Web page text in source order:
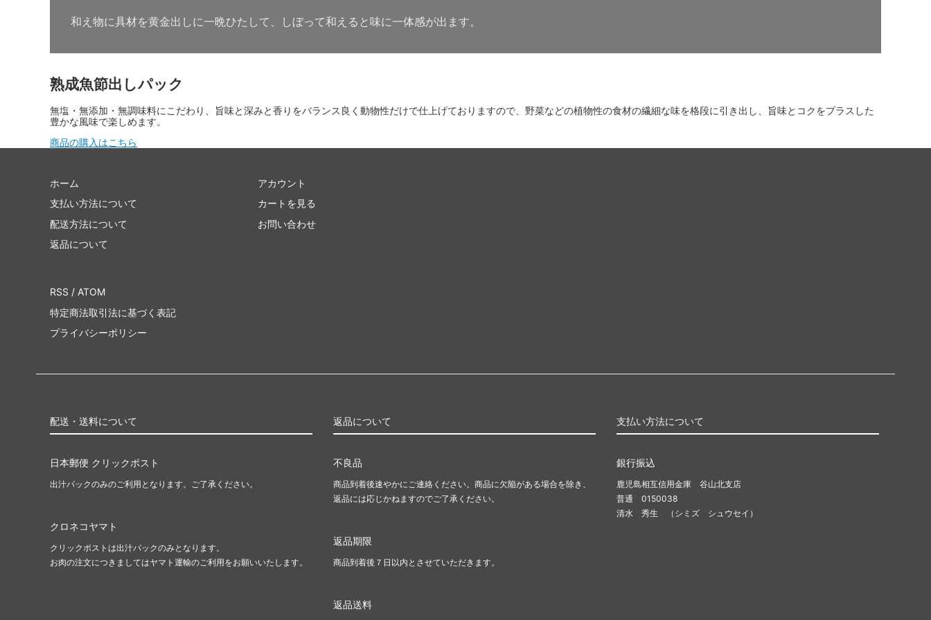
和え物に具材を黄金出しに一晩ひたして、しぼって和えると味に一体感が出ます。
熟成魚節出しパック
無塩・無添加・無調味料にこだわり、旨味と深みと香りをバランス良く動物性だけで仕上げておりますので、野菜などの植物性の食材の繊細な味を格段に引き出し、旨味とコクをプラスした
豊かな風味で楽しめます。
商品の購入はこちら
ホーム
支払い方法について
配送方法について
返品について
アカウント
カートを見る
お問い合わせ
RSS / ATOM
特定商法取引法に基づく表記
プライバシーポリシー
配送・送料について
日本郵便 クリックポスト
出汁パックのみのご利用となります。ご了承ください。
クロネコヤマト
クリックポストは出汁パックのみとなります。
お肉の注文につきましてはヤマト運輸のご利用をお願いいたします。
返品について
不良品
商品到着後速やかにご連絡ください。商品に欠陥がある場合を除き、
返品には応じかねますのでご了承ください。
返品期限
商品到着後７日以内とさせていただきます。
返品送料
支払い方法について
銀行振込
鹿児島相互信用金庫 谷山北支店
普通 0150038
清水 秀生 （シミズ シュウセイ）